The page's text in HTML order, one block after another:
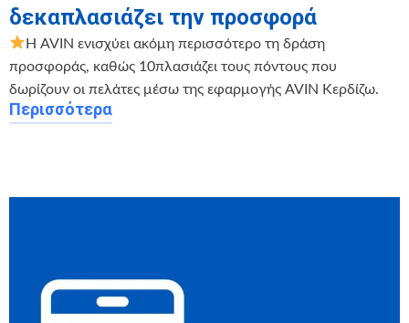
δεκαπλασιάζει την προσφορά
Η AVIN ενισχύει ακόμη περισσότερο τη δράση
προσφοράς, καθώς 10πλασιάζει τους πόντους που
δωρίζουν οι πελάτες μέσω της εφαρμογής AVIN Κερδίζω.
Περισσότερα